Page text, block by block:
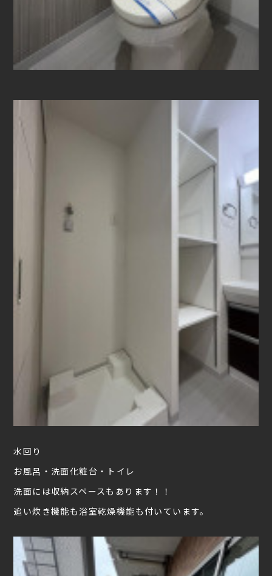
水回り
お風呂・洗面化粧台・トイレ
洗面には収納スペースもあります！！
追い炊き機能も浴室乾燥機能も付いています。